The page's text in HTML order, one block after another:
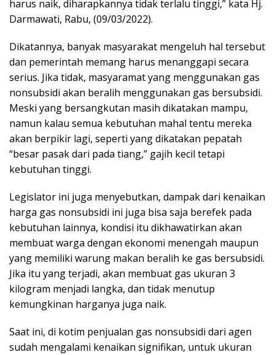
harus naik, diharapkannya tidak terlalu tinggi,” kata Hj.
Darmawati, Rabu, (09/03/2022).
Dikatannya, banyak masyarakat mengeluh hal tersebut
dan pemerintah memang harus menanggapi secara
serius. Jika tidak, masyaramat yang menggunakan gas
nonsubsidi akan beralih menggunakan gas bersubsidi.
Meski yang bersangkutan masih dikatakan mampu,
namun kalau semua kebutuhan mahal tentu mereka
akan berpikir lagi, seperti yang dikatakan pepatah
“besar pasak dari pada tiang,” gajih kecil tetapi
kebutuhan tinggi.
Legislator ini juga menyebutkan, dampak dari kenaikan
harga gas nonsubsidi ini juga bisa saja berefek pada
kebutuhan lainnya, kondisi itu dikhawatirkan akan
membuat warga dengan ekonomi menengah maupun
yang memiliki warung makan beralih ke gas bersubsidi.
Jika itu yang terjadi, akan membuat gas ukuran 3
kilogram menjadi langka, dan tidak menutup
kemungkinan harganya juga naik.
Saat ini, di kotim penjualan gas nonsubsidi dari agen
sudah mengalami kenaikan signifikan, untuk ukuran